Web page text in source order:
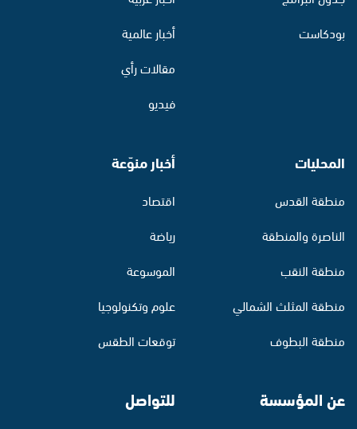
بودكاست
أخبار عالمية
مقالات رأي
فيديو
المحليات
منطقة القدس
الناصرة والمنطقة
منطقة النقب
منطقة المثلث الشمالي
منطقة البطوف
أخبار منوّعة
اقتصاد
رياضة
الموسوعة
علوم وتكنولوجيا
توقعات الطقس
عن المؤسسة للتواصل